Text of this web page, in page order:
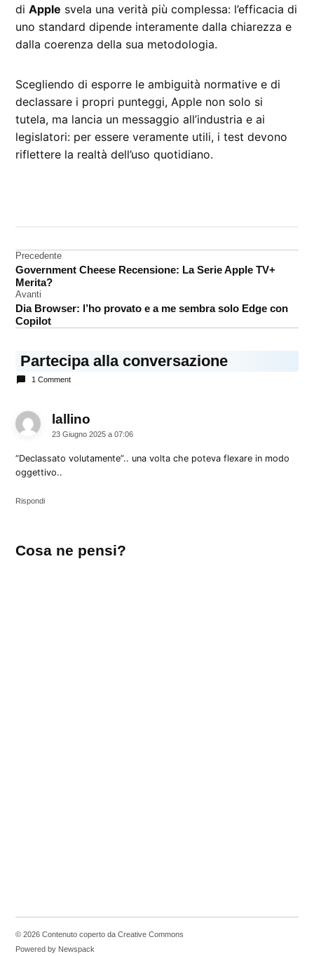
diApple svela una verità più complessa: l’efficacia di
uno standard dipende interamente dalla chiarezza e
dalla coerenza della sua metodologia.
Scegliendo di esporre le ambiguità normative e di
declassare i propri punteggi, Apple non solo si
tutela, ma lancia un messaggio all’industria e ai
legislatori: per essere veramente utili, i test devono
riflettere la realtà dell’uso quotidiano.
UE
Navigazione
articoli
Precedente
Government Cheese Recensione: La Serie Apple TV+
Merita?
Avanti
Dia Browser: l’ho provato e a me sembra solo Edge con
Copilot
Partecipa alla conversazione
1 Comment
lallino
23 Giugno 2025 a 07:06
“Declassato volutamente”.. una volta che poteva flexare in modo
oggettivo..
Rispondi
un
Cosa ne pensi?
© 2026 Contenuto coperto da Creative Commons
Powered by Newspack